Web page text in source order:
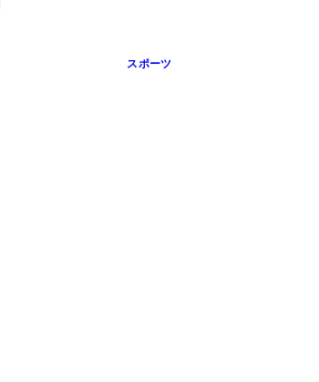
スポーツ